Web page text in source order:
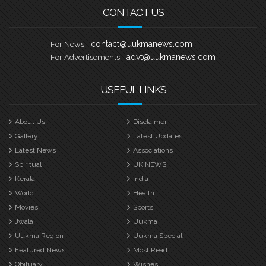
CONTACT US
For News: contact@uukmanews.com
For Advertisements: advt@uukmanews.com
USEFUL LINKS
About Us
Disclaimer
Gallery
Latest Updates
Latest News
Associations
Spiritual
UK NEWS
Kerala
India
World
Health
Movies
Sports
Jwala
Uukma
Uukma Region
Uukma Special
Featured News
Most Read